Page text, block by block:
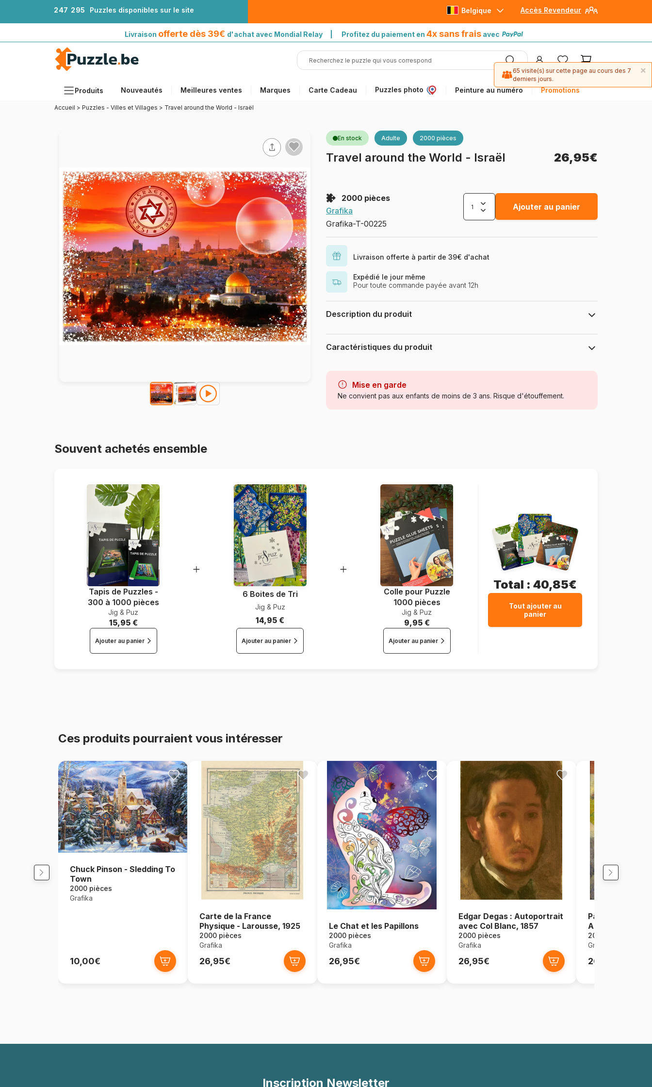
247 295 Puzzles disponibles sur le site Accès Revendeur
Belgique
Livraison offerte dès 39€ d'achat avec Mondial Relay | Profitez du paiement en 4x sans frais avec
Produits Nouveautés Meilleures ventes Marques Carte Cadeau Puzzles photo Peinture au numéro Promotions
Artistes
Accessoires
Puzzles en bois
Peinture au numéro
Accueil > Puzzles - Villes et Villages > Travel around the World - Israël
En stock Adulte 2000 pièces
Travel around the World - Israël 26,95€
2000 pièces
Grafika
Grafika-T-00225
Ajouter au panier
Livraison offerte à partir de 39€ d'achat
Expédié le jour même
Pour toute commande payée avant 12h
Description du produit
123RF- Alexander Ryabintsev, Silverjohn
Caractéristiques du produit
Catégorie
Age
Puzzle pour Adultes (500 à 48.000
Matière primaire
Boîte en carton
Mise en garde
Ne convient pas aux enfants de moins de 3 ans. Risque d'étouffement.
Souvent achetés ensemble
Tapis de Puzzles -
300 à 1000 pièces
Jig & Puz
15,95 €
Ajouter au panier
6 Boites de Tri
Jig & Puz
14,95 €
Ajouter au panier
Colle pour Puzzle
1000 pièces
Jig & Puz
9,95 €
Ajouter au panier
Total : 40,85€
Tout ajouter au
panier
Ces produits pourraient vous intéresser
Chuck Pinson - Sledding To
Town
2000 pièces
Grafika
10,00€
Carte de la France
Physique - Larousse, 1925
2000 pièces
Grafika
26,95€
Le Chat et les Papillons
2000 pièces
Grafika
26,95€
Edgar Degas : Autoportrait
avec Col Blanc, 1857
2000 pièces
Grafika
26,95€
Paul Gauguin :
Alexandre
1888
2000 pièces
Grafika
26,95€
Inscription Newsletter
×
65 visite(s) sur cette page au cours des 7
derniers jours.